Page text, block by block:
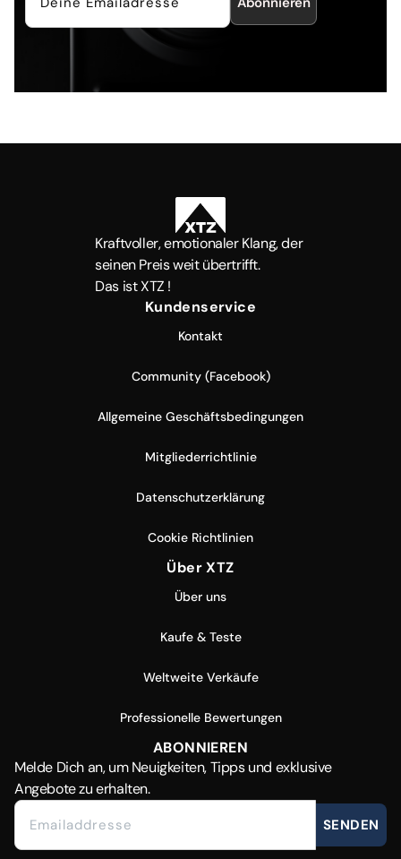
Kraftvoller, emotionaler Klang, der
seinen Preis weit übertrifft.
Das ist XTZ !
Kundenservice
Kontakt
Community (Facebook)
Allgemeine Geschäftsbedingungen
Mitgliederrichtlinie
Datenschutzerklärung
Cookie Richtlinien
Über XTZ
Über uns
Kaufe & Teste
Weltweite Verkäufe
Professionelle Bewertungen
ABONNIEREN
Melde Dichan, um Neuigkeiten, Tipps und exklusive
Angebote zu erhalten.
SENDEN